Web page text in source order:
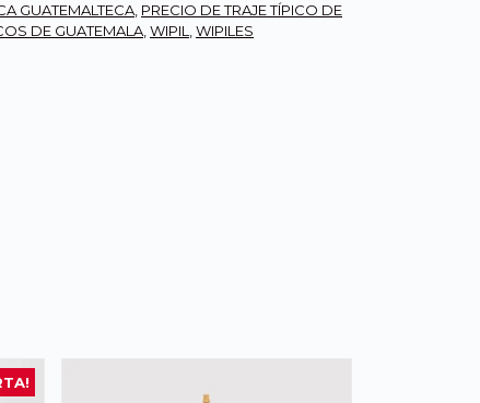
GUATEMALTECA PRECIO DE TRAJE TÍPICO DE
DE GUATEMALA WIPIL WIPILES